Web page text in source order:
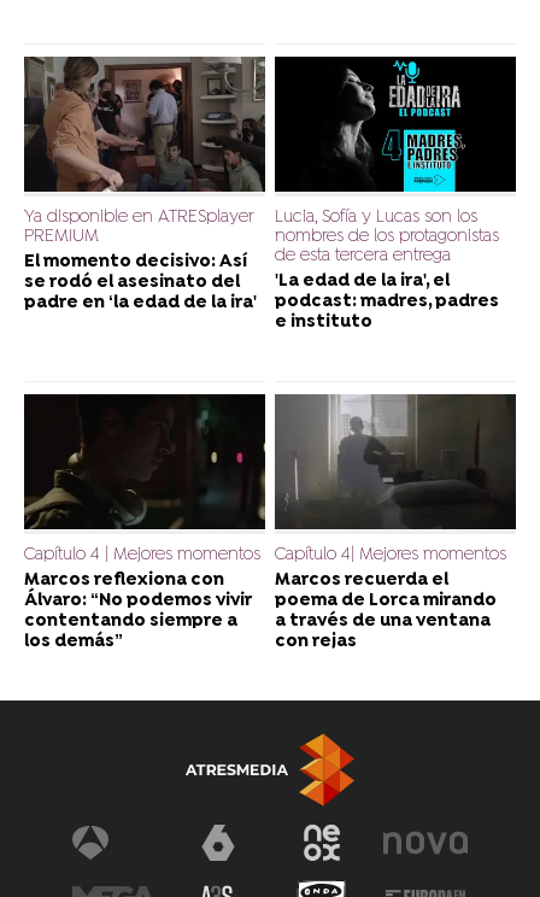
Ya disponible en ATRESplayer
PREMIUM
El momento decisivo: Así
se rodó el asesinato del
padre en ‘la edad de la ira'
Lucia, Sofía y Lucas son los
nombres de los protagonistas
de esta tercera entrega
'La edad de la ira', el
podcast: madres, padres
e instituto
Capítulo 4 | Mejores momentos
Marcos reflexiona con
Álvaro: “No podemos vivir
contentando siempre a
los demás”
Capítulo 4| Mejores momentos
Marcos recuerda el
poema de Lorca mirando
a través de una ventana
con rejas